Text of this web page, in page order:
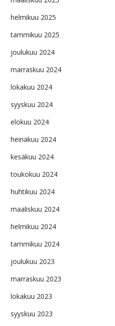
helmikuu 2025
tammikuu 2025
joulukuu 2024
marraskuu 2024
lokakuu 2024
syyskuu 2024
elokuu 2024
heinäkuu 2024
kesäkuu 2024
toukokuu 2024
huhtikuu 2024
maaliskuu 2024
helmikuu 2024
tammikuu 2024
joulukuu 2023
marraskuu 2023
lokakuu 2023
syyskuu 2023